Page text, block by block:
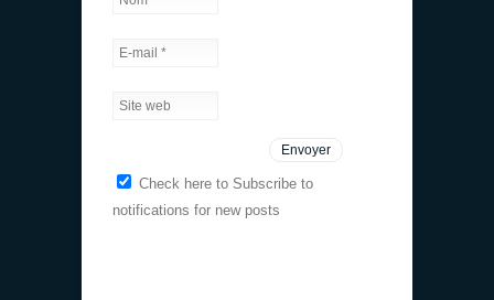
Check here to Subscribe to
notifications for new posts